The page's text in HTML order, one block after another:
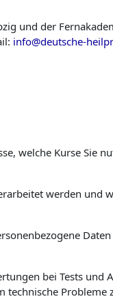
und der
info@deutsche-
welche Kurse Sie
werden und
bei Tests und
technische Probleme